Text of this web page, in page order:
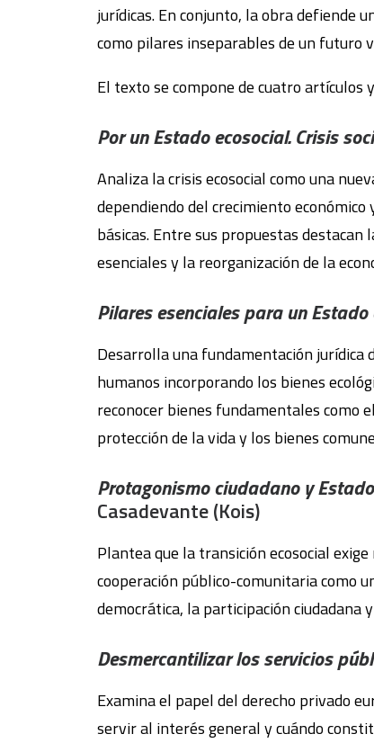
jurídicas. En conjunto, la obra defiende
como pilares inseparables de un futuro
El texto se compone de cuatro artículos
Por un Estado ecosocial. Crisis
Analiza la crisis ecosocial como una
dependiendo del crecimiento
básicas. Entre sus propuestas
esenciales y la reorganización de la
Pilares esenciales para un
Desarrolla una fundamentación jurídica
humanos incorporando los bienes
reconocer bienes fundamentales como
protección de la vida y los bienes
Protagonismo ciudadano y
Casadevante (Kois)
Plantea que la transición ecosocial
cooperación público-comunitaria como
democrática, la participación
Desmercantilizar los servicios
Examina el papel del derecho privado
servir al interés general y cuándo